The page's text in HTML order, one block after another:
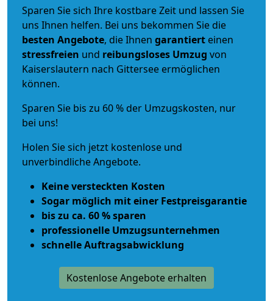
Sparen Sie sich Ihre kostbare Zeit und lassen Sie
uns Ihnen helfen. Bei uns bekommen Sie die
besten Angebote, die Ihnen garantiert einen
stressfreien und reibungsloses Umzug von
Kaiserslautern nach Gittersee ermöglichen
können.
Sparen Sie bis zu 60 % der Umzugskosten, nur
bei uns!
Holen Sie sich jetzt kostenlose und
unverbindliche Angebote.
Keine versteckten Kosten
Sogar möglich mit einer Festpreisgarantie
bis zu ca. 60 % sparen
professionelle Umzugsunternehmen
schnelle Auftragsabwicklung
Kostenlose Angebote erhalten